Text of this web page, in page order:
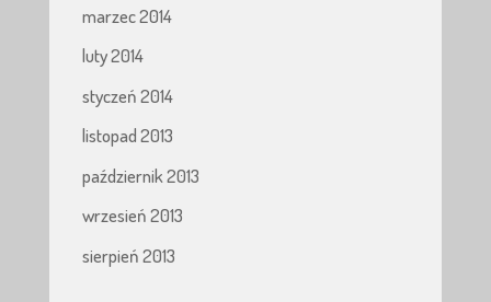
marzec 2014
luty 2014
styczeń 2014
listopad 2013
październik 2013
wrzesień 2013
sierpień 2013